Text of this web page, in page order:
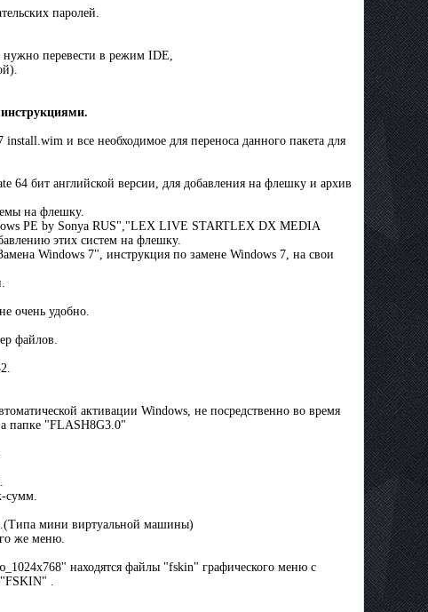
паролей.
нужно перевести в режим IDE,
и все необходимое для переноса данного пакета для
64 бит английской версии, для добавления на флешку и архив
на флешку.
PE by Sonya RUS","LEX LIVE STARTLEX DX MEDIA
этих систем на флешку.
Windows 7", инструкция по замене Windows 7, на свои
очень удобно.
файлов.
активации Windows, не посредственно во время
а папке "FLASH8G3.0"
сумм.
мини виртуальной машины)
же меню.
находятся файлы "fskin" графического меню с
.